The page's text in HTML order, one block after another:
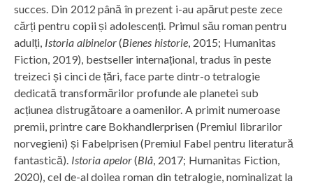
succes. Din 2012 până în prezent i-au apărut peste zece
cărți pentru copii și adolescenți. Primul său roman pentru
adulți, Istoria albinelor(Bienes historie, 2015; Humanitas
Fiction, 2019), bestseller internațional, tradus în peste
treizeci și cinci de țări, face parte dintr-o tetralogie
dedicată transformărilor profunde ale planetei sub
acțiunea distrugătoare a oamenilor. A primit numeroase
premii, printre care Bokhandlerprisen (Premiul librarilor
norvegieni) și Fabelprisen (Premiul Fabel pentru literatură
fantastică). Istoria apelor(Blå, 2017; Humanitas Fiction,
2020), cel de-al doilea roman din tetralogie, nominalizat la